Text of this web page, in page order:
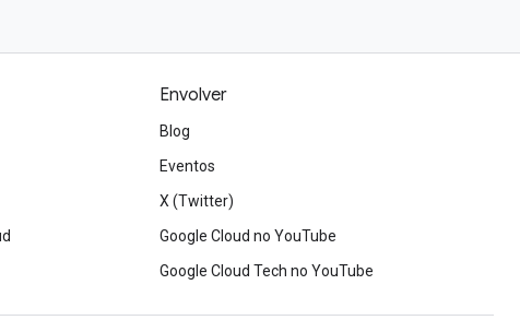
Envolver
Blog
Eventos
X (Twitter)
Google Cloud no YouTube
Google Cloud Tech no YouTube